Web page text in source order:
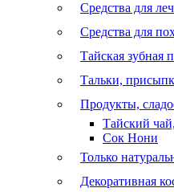
Средства для
Средства для
Тайская зубная
Тальки,
Продукты,
Тайский
Сок Нони
Только
Декоративная